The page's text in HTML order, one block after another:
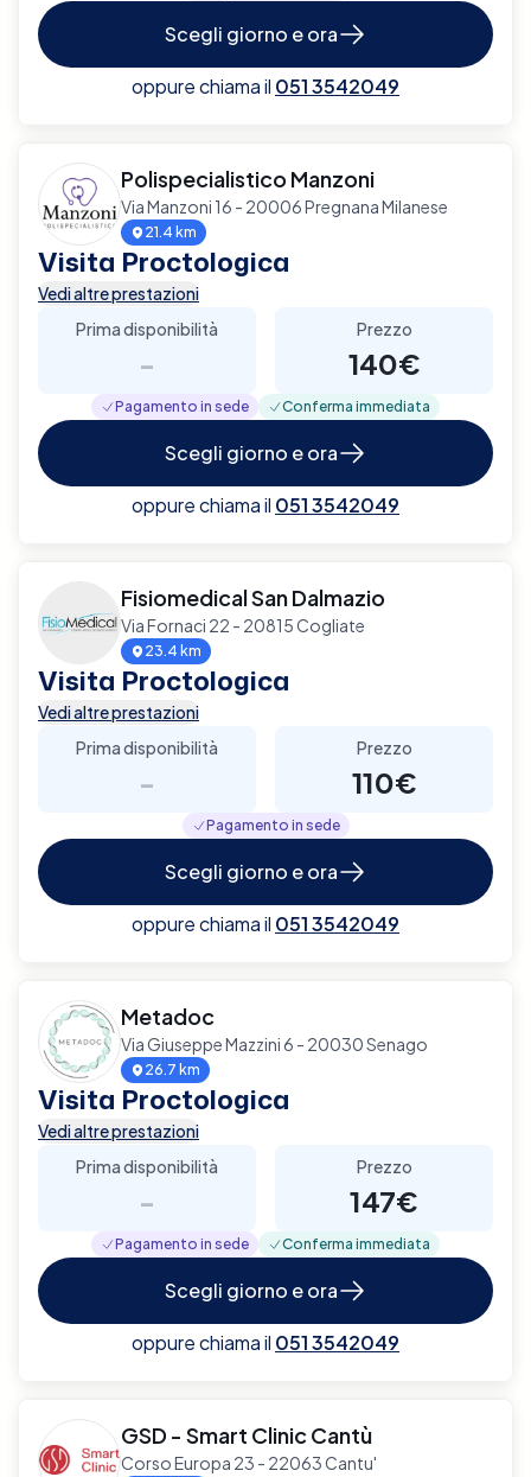
Scegli giorno e ora
oppure chiama il 051 3542049
Polispecialistico Manzoni
Via Manzoni 16 - 20006 Pregnana Milanese
21.4 km
Visita Proctologica
Vedi altre prestazioni
Prima disponibilità
-
Prezzo
140€
Pagamento in sede Conferma immediata
Scegli giorno e ora
oppure chiama il 051 3542049
Fisiomedical San Dalmazio
Via Fornaci 22 - 20815 Cogliate
23.4 km
Visita Proctologica
Vedi altre prestazioni
Prima disponibilità
-
Prezzo
110€
Pagamento in sede
Scegli giorno e ora
oppure chiama il 051 3542049
Metadoc
Via Giuseppe Mazzini 6 - 20030 Senago
26.7 km
Visita Proctologica
Vedi altre prestazioni
Prima disponibilità
-
Prezzo
147€
Pagamento in sede Conferma immediata
Scegli giorno e ora
oppure chiama il 051 3542049
GSD - Smart Clinic Cantù
Corso Europa 23 - 22063 Cantu'